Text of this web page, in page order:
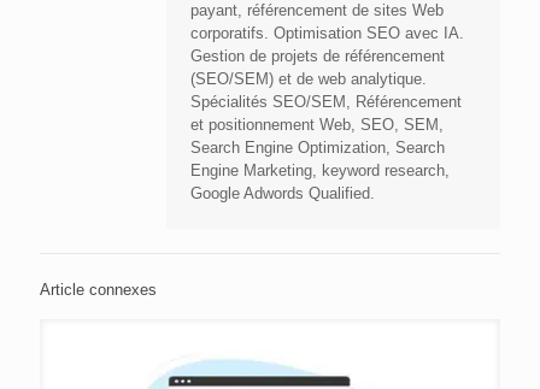
payant, référencement de sites Web
corporatifs. Optimisation SEO avec IA.
Gestion de projets de référencement
(SEO/SEM) et de web analytique.
Spécialités SEO/SEM, Référencement
et positionnement Web, SEO, SEM,
Search Engine Optimization, Search
Engine Marketing, keyword research,
Google Adwords Qualified.
Article connexes